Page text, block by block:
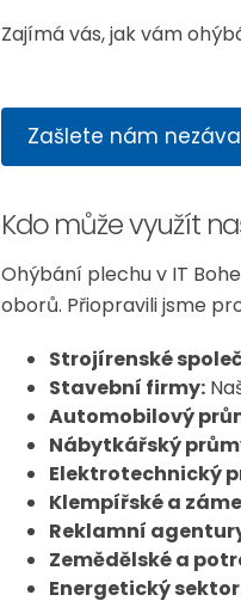
Zajímá vás, jak vám
Zašlete nám
Kdo může využít
Ohýbání plechu v IT
oborů. Přiopravili jsme
Strojírenské
Stavební firmy:
Automobilový
Nábytkářský
Elektrotechnický
Klempířské a
Reklamní
Zemědělské a
Energetický